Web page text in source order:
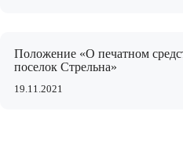
Положение «О печатном
поселок Стрельна»
19.11.2021